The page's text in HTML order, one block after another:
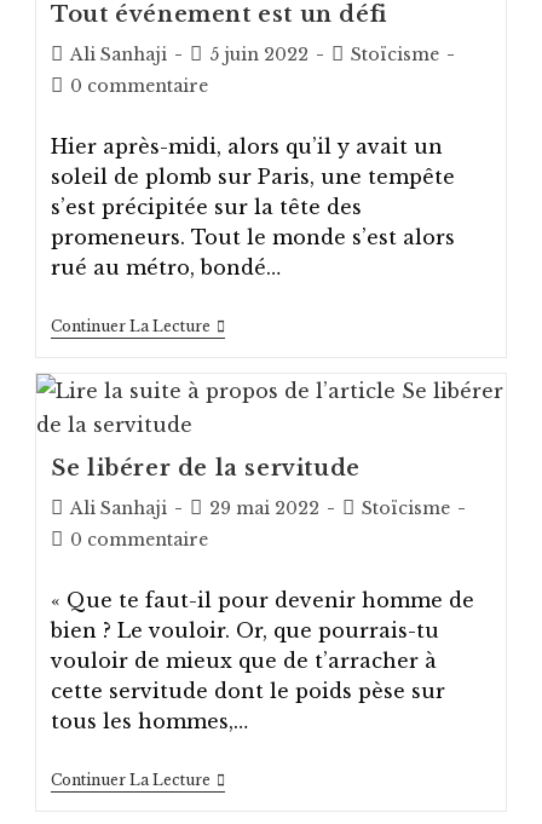
Tout événement est un défi
Auteur/autrice
de
Ali Sanhaji
Post
published:
5 juin 2022
PostStoïcisme
Post0 commentaire
Hier après-midi, alors qu’il y avait un
soleil de plomb sur Paris, une tempête
s’est précipitée sur la tête des
promeneurs. Tout le monde s’est alors
rué au métro, bondé…
Continuer La Lecture Tout
Événement
Un
Défi
Se libérer de la servitude
Auteur/autrice
de
Ali Sanhaji
Post
published:
29 mai 2022
PostStoïcisme
Post0 commentaire
« Que te faut-il pour devenir homme de
bien ? Le vouloir. Or, que pourrais-tu
vouloir de mieux que de t’arracher à
cette servitude dont le poids pèse sur
tous les hommes,…
Continuer La Lecture Se
Libérer